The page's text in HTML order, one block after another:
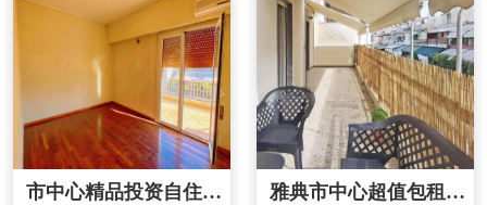
市中心精品投资自住两
雅典市中心超值包租房